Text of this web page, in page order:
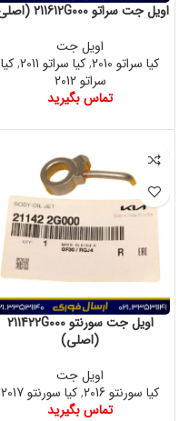
اویل جت سراتو 211612G000 (اصلی)
اویل جت
کیا سراتو 2010
,کیا سراتو 2011 ,کیا
سراتو 2012
تماس بگیرید
اویل جت سورنتو 211422G000
(اصلی)
اویل جت
کیا سورنتو 2016
,کیا سورنتو 2017
تماس بگیرید